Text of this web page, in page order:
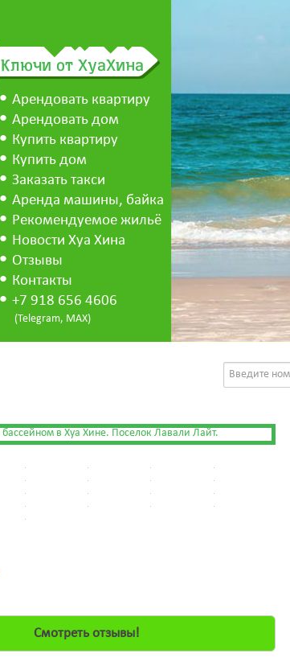
Ключи от ХуаХина
Арендовать квартиру
Арендовать дом
Купить квартиру
Купить дом
Заказать такси
Аренда машины, байка
Рекомендуемое жильё
Новости Хуа Хина
Отзывы
Контакты
+7 918 656 4606
(Telegram, MAX)
Смотреть отзывы!